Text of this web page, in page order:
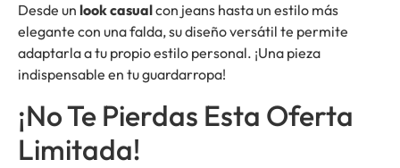
Desde un look casualcon jeans hasta un estilo más
elegante con una falda, su diseño versátil te permite
adaptarla a tu propio estilo personal. ¡Una pieza
indispensable en tu guardarropa!
¡No Te Pierdas Esta Oferta
Limitada!